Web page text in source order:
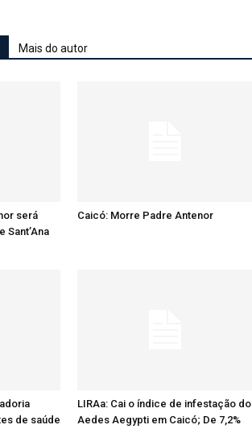
Mais do autor
será
Sant’Ana
Caicó: Morre Padre Antenor
de saúde
LIRAa: Cai o índice de infestação do
Aedes Aegypti em Caicó; De 7,2%